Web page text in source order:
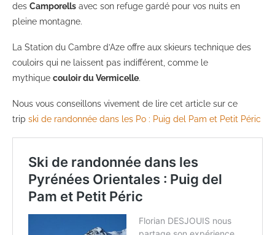
des Camporells avec son refuge gardé pour vos nuits en
pleine montagne.
La Station du Cambre d’Aze offre aux skieurs technique des
couloirs qui ne laissent pas indifférent, comme le
mythique couloir du Vermicelle.
Nous vous conseillons vivement de lire cet article sur ce
trip ski de randonnée dans les Po : Puig del Pam et Petit Péric